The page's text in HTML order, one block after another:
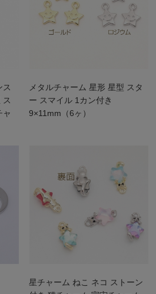
ス
ス
ャ
メタルチャーム 星形 星型 スタ
ー スマイル 1カン付き
9×11mm（6ヶ）
星チャーム ねこ ネコ ストーン